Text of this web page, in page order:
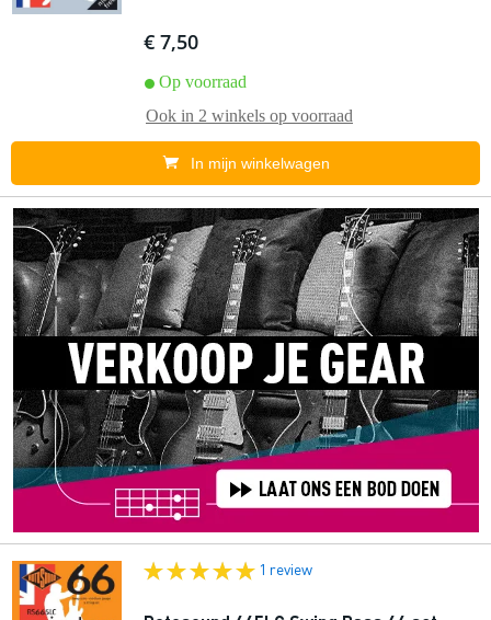
€ 7,50
Op voorraad
Ook in 2 winkels op voorraad
In mijn winkelwagen
1 review